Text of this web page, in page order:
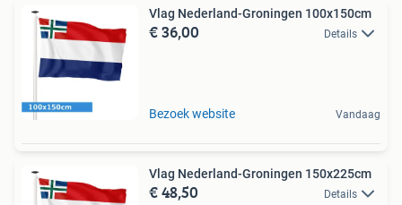
Vlag Nederland-Groningen 100x150cm
€ 36,00 Details
Bezoek website Vandaag
Vlag Nederland-Groningen 150x225cm
€ 48,50 Details